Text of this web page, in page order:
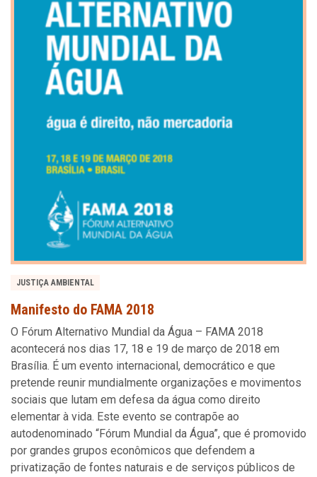
JUSTIÇA AMBIENTAL
Manifesto do FAMA 2018
O Fórum Alternativo Mundial da Água – FAMA 2018
acontecerá nos dias 17, 18 e 19 de março de 2018 em
Brasília. É um evento internacional, democrático e que
pretende reunir mundialmente organizações e movimentos
sociais que lutam em defesa da água como direito
elementar à vida. Este evento se contrapõe ao
autodenominado “Fórum Mundial da Água”, que é promovido
por grandes grupos econômicos que defendem a
privatização de fontes naturais e de serviços públicos de